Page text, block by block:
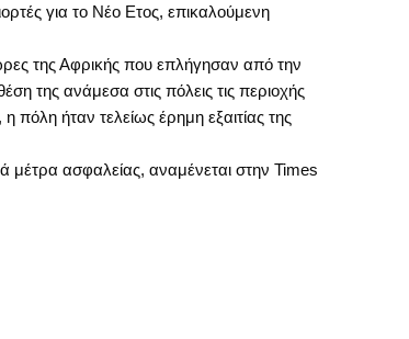
για το Νέο Ετος, επικαλούμενη
της Αφρικής που επλήγησαν από την
της ανάμεσα στις πόλεις τις περιοχής
ήταν τελείως έρημη εξαιτίας της
ασφαλείας, αναμένεται στην Times